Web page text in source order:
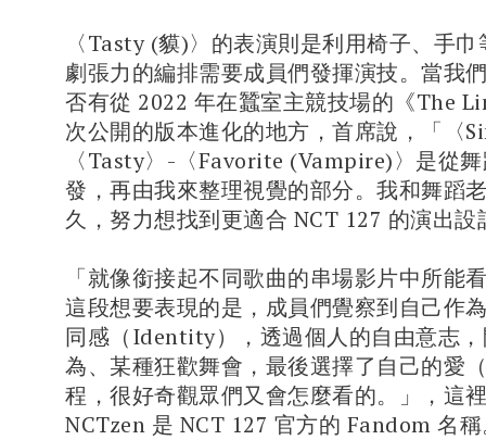
〈Tasty (貘)〉的表演則是利用椅子、手
劇張力的編排需要成員們發揮演技。當我
否有從 2022 年在蠶室主競技場的《The
次公開的版本進化的地方，首席說，「〈
〈Tasty〉-〈Favorite (Vampire)〉是從
發，再由我來整理視覺的部分。我和舞蹈
久，努力想找到更適合 NCT 127 的演出設
「就像銜接起不同歌曲的串場影片中所能
這段想要表現的是，成員們覺察到自己作
同感（Identity），透過個人的自由意志
為、某種狂歡舞會，最後選擇了自己的愛
程，很好奇觀眾們又會怎麼看的。」，這
NCTzen 是 NCT 127 官方的 Fandom 名